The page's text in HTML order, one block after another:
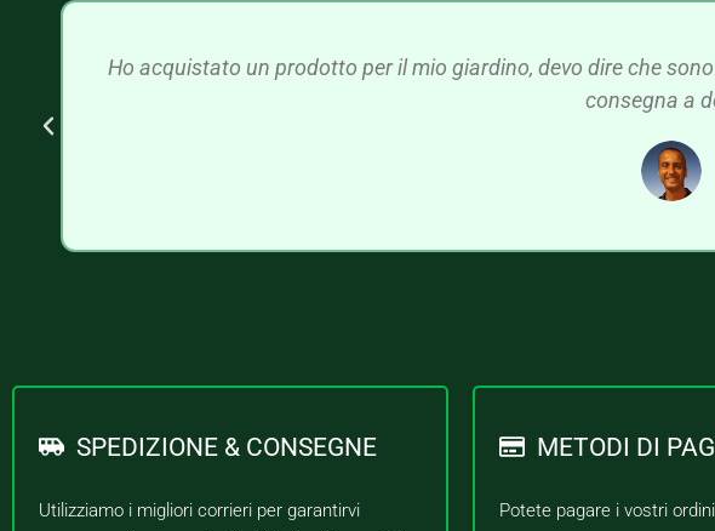
Ho acquistato un prodotto per il mio giardino, devo dire che
consegna a
SPEDIZIONE & CONSEGNE
Utilizziamo i migliori corrieri per garantirvi
METODI DI
Potete pagare i vostri